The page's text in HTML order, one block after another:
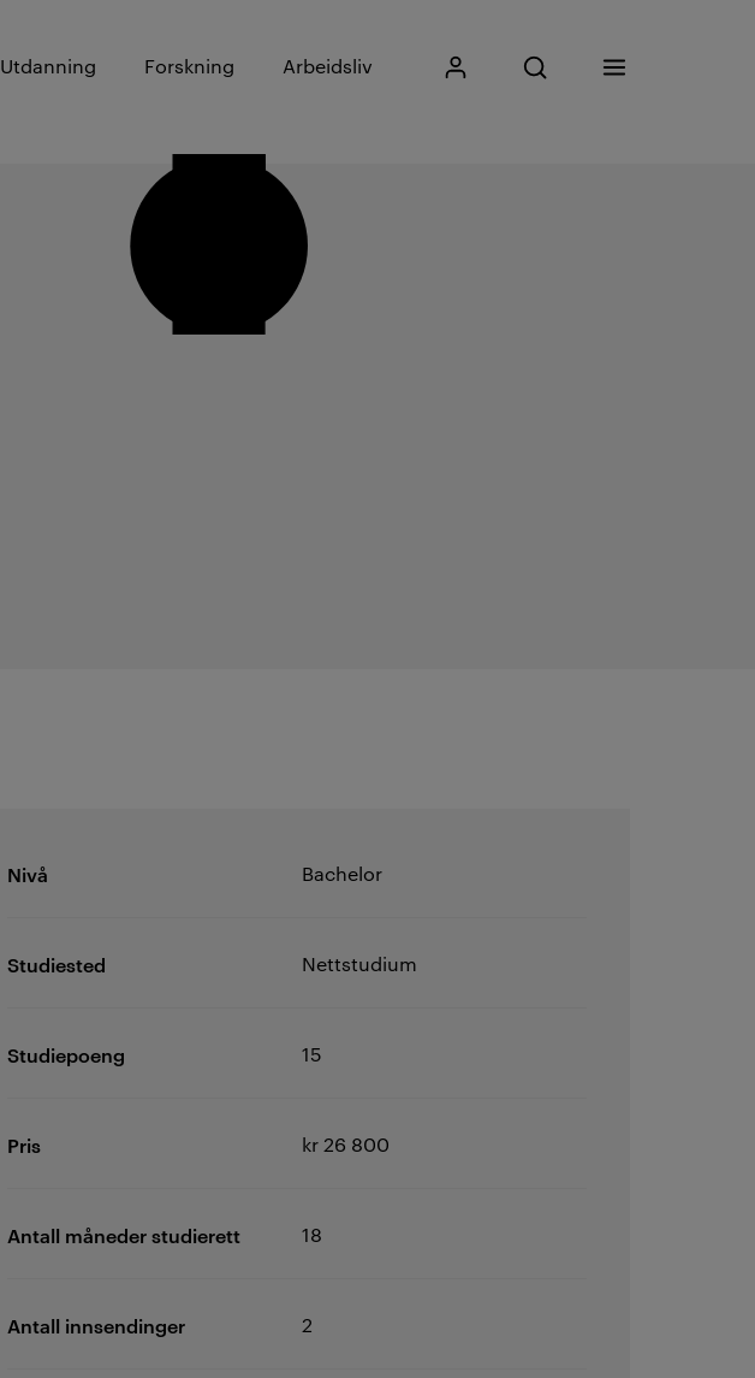
Utdanning Forskning Arbeidsliv Mitt KristianiaÅpne søk
Skriv inn søkefrase
Søk
Meny
Nivå Bachelor
Studiested Nettstudium
Studiepoeng 15
Pris kr 26 800
Antall måneder studierett 18
Antall innsendinger 2